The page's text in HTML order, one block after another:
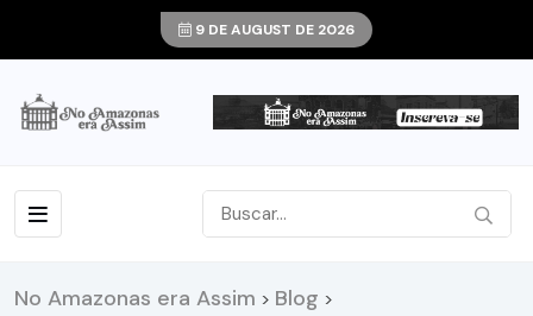
9 DE AUGUST DE 2026
No Amazonas era Assim > Blog >